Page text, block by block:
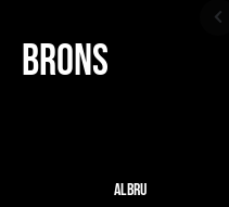
Brons
Albru